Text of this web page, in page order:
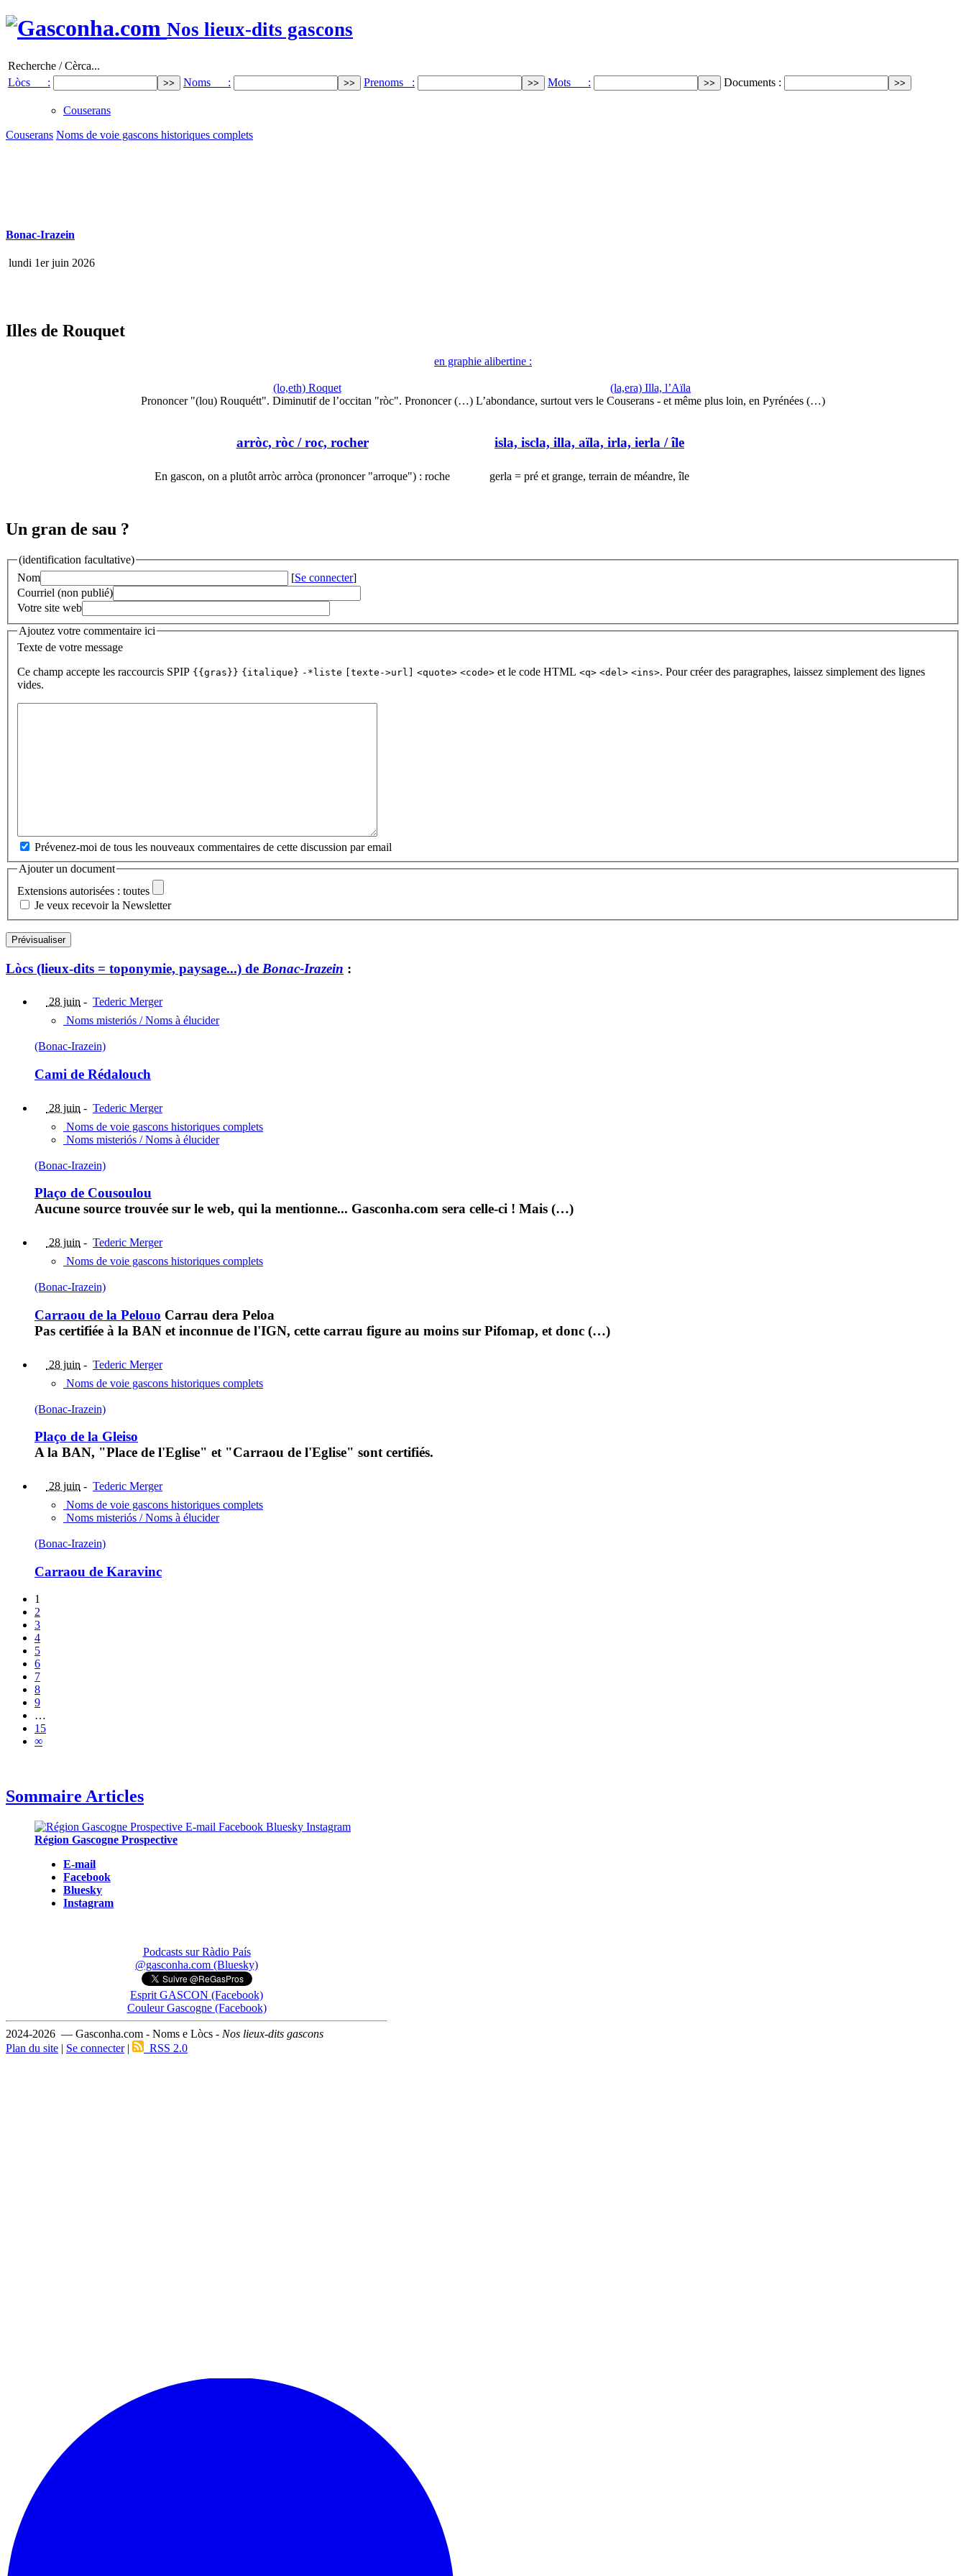
Nos lieux-dits gascons
Recherche / Cèrca...
Lòcs :
Noms : Prenoms : Mots : Documents :
Couserans
Couserans Noms de voie gascons historiques complets
Bonac-Irazein
lundi 1er juin 2026
Illes de Rouquet
en graphie alibertine :
(lo,eth) Roquet
Prononcer "(lou) Rouquétt". Diminutif de l’occitan "ròc". Prononcer (…)
arròc, ròc/ roc, rocher
En gascon, on a plutôt arròc arròca (prononcer "arroque") : roche
(la,era) Illa, l’Aïla
L’abondance, surtout vers le Couserans - et même plus loin, en Pyrénées (…)
isla, iscla, illa, aïla, irla, ierla / île
gerla = pré et grange, terrain de méandre, île
Un gran de sau ?
(identification facultative)
Nom
[Se connecter]
Courriel (non publié)
Votre site web
Ajoutez votre commentaire ici
Texte de votre message
Ce champ accepte les raccourcis SPIP {{gras}} {italique} -*liste [texte->url] <quote> <code> et le code HTML <q> <del> <ins>. Pour créer des paragraphes, laissez simplement des lignes
vides.
Prévenez-moi de tous les nouveaux commentaires de cette discussion par email
Ajouter un document
Extensions autorisées : toutes
Je veux recevoir la Newsletter
Lòcs (lieux-dits = toponymie, paysage...) de Bonac-Irazein :
28 juin - Tederic Merger
Noms misteriós / Noms à élucider
(Bonac-Irazein)
Cami de Rédalouch
28 juin - Tederic Merger
Noms de voie gascons historiques complets
Noms misteriós / Noms à élucider
(Bonac-Irazein)
Plaço de Cousoulou
Aucune source trouvée sur le web, qui la mentionne... Gasconha.com sera celle-ci ! Mais (…)
28 juin - Tederic Merger
Noms de voie gascons historiques complets
(Bonac-Irazein)
Carraou de la Pelouo Carrau dera Peloa
Pas certifiée à la BAN et inconnue de l'IGN, cette carrau figure au moins sur Pifomap, et donc (…)
28 juin - Tederic Merger
Noms de voie gascons historiques complets
(Bonac-Irazein)
Plaço de la Gleiso
A la BAN, "Place de l'Eglise" et "Carraou de l'Eglise" sont certifiés.
28 juin - Tederic Merger
Noms de voie gascons historiques complets
Noms misteriós / Noms à élucider
(Bonac-Irazein)
Carraou de Karavinc
1
2
3
4
5
6
7
8
9
…
15
∞
Sommaire Articles
Région Gascogne Prospective
E-mail
Facebook
Bluesky
Instagram
Podcasts sur Ràdio País
@gasconha.com (Bluesky)
Esprit GASCON (Facebook)
Couleur Gascogne (Facebook)
2024-2026 — Gasconha.com - Noms e Lòcs - Nos lieux-dits gascons
Plan du site | Se connecter| RSS 2.0